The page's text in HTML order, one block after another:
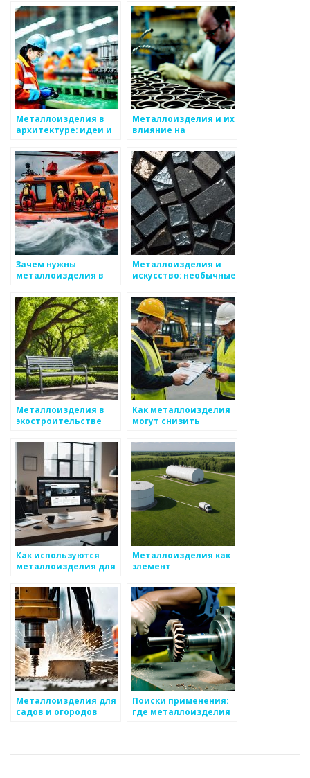
объектов
Металлоизделия в
архитектуре: идеи и
Металлоизделия и их
влияние на
домов
Зачем нужны
металлоизделия в
Металлоизделия и
искусство: необычные
Металлоизделия в
экостроительстве
Как металлоизделия
могут снизить
здания
Как используются
металлоизделия для
процессов
Металлоизделия как
элемент
украшения
Металлоизделия для
садов и огородов
Поиски применения:
где металлоизделия